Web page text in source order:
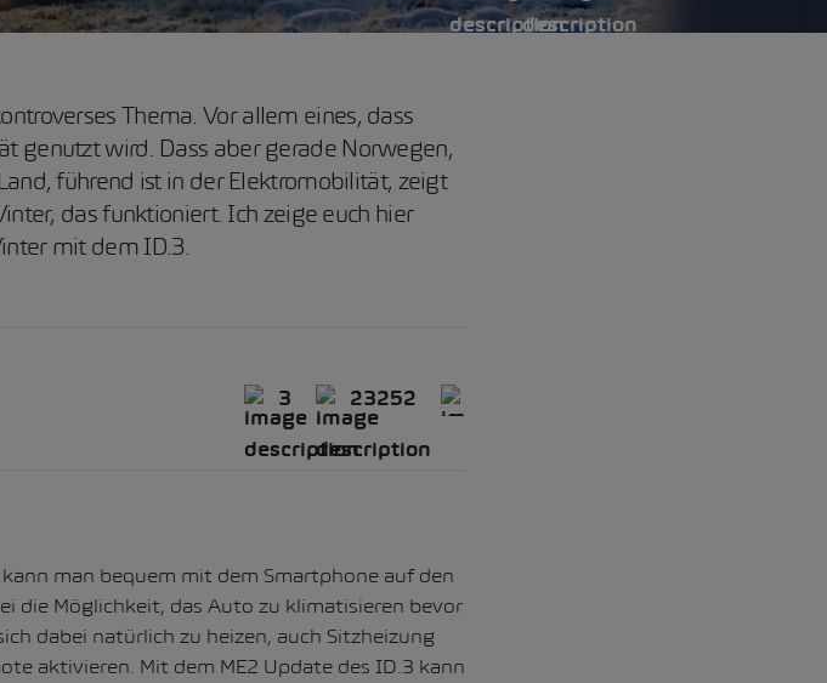
Thema. Vor allem eines, dass
genutzt wird. Dass aber gerade Norwegen,
führend ist in der Elektromobilität, zeigt
das funktioniert. Ich zeige euch hier
mit dem ID.3.
3 23252
man bequem mit dem Smartphone auf den
die Möglichkeit, das Auto zu klimatisieren bevor
dabei natürlich zu heizen, auch Sitzheizung
aktivieren. Mit dem ME2 Update des ID.3 kann